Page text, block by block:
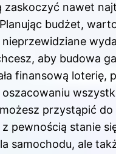
zaskoczyć nawet
budżet,
aby budowa
finansową loterię,
oszacowaniu
przystąpić do
pewnością stanie
samochodu, ale